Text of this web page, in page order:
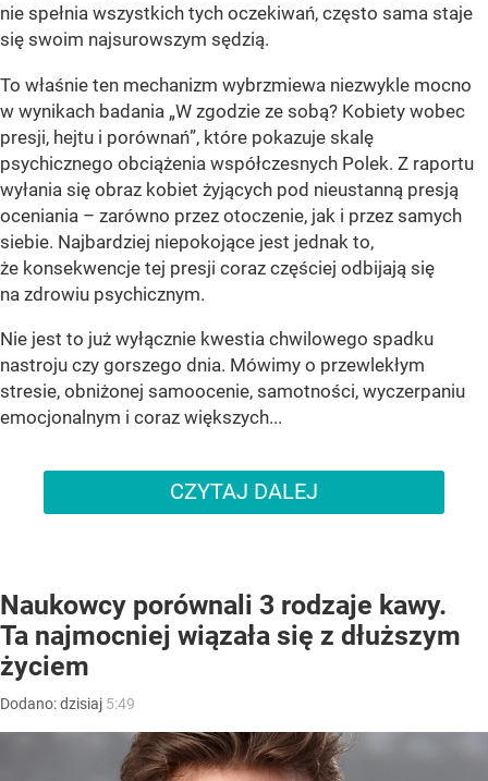
nie spełnia wszystkich tych oczekiwań, często sama staje
się swoim najsurowszym sędzią.
To właśnie ten mechanizm wybrzmiewa niezwykle mocno
w wynikach badania „W zgodzie ze sobą? Kobiety wobec
presji, hejtu i porównań”, które pokazuje skalę
psychicznego obciążenia współczesnych Polek. Z raportu
wyłania się obraz kobiet żyjących pod nieustanną presją
oceniania – zarówno przez otoczenie, jak i przez samych
siebie. Najbardziej niepokojące jest jednak to,
że konsekwencje tej presji coraz częściej odbijają się
na zdrowiu psychicznym.
Nie jest to już wyłącznie kwestia chwilowego spadku
nastroju czy gorszego dnia. Mówimy o przewlekłym
stresie, obniżonej samoocenie, samotności, wyczerpaniu
emocjonalnym i coraz większych...
CZYTAJ DALEJ
Naukowcy porównali 3 rodzaje kawy.
Ta najmocniej wiązała się z dłuższym
życiem
Dodano:dzisiaj 5:49